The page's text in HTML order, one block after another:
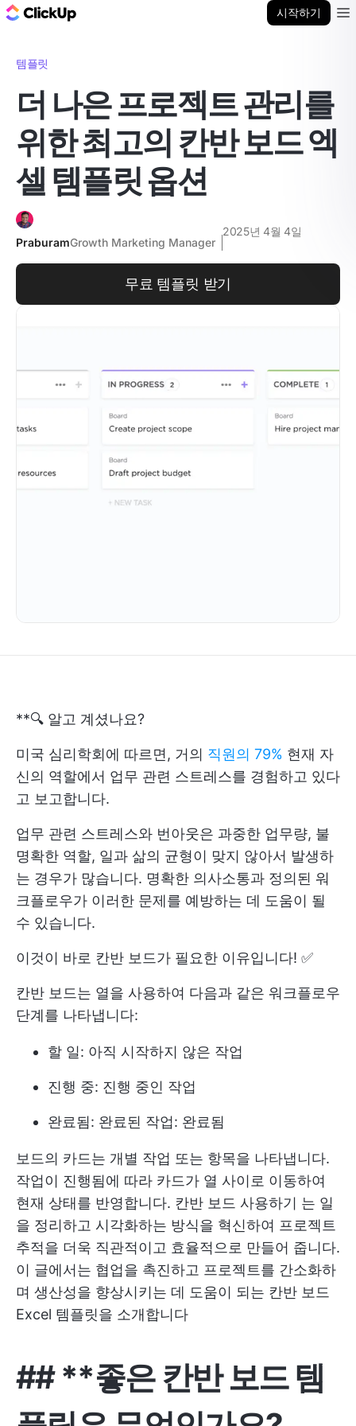
시작하기
템플릿
더 나은 프로젝트 관리를
위한 최고의 칸반 보드 엑
셀 템플릿 옵션
PraburamGrowth Marketing Manager
2025년 4월 4일
무료 템플릿 받기
**🔍 알고 계셨나요?
미국 심리학회에 따르면, 거의 직원의 79% 현재 자
신의 역할에서 업무 관련 스트레스를 경험하고 있다
고 보고합니다.
업무 관련 스트레스와 번아웃은 과중한 업무량, 불
명확한 역할, 일과 삶의 균형이 맞지 않아서 발생하
는 경우가 많습니다. 명확한 의사소통과 정의된 워
크플로우가 이러한 문제를 예방하는 데 도움이 될
수 있습니다.
이것이 바로 칸반 보드가 필요한 이유입니다! ✅
칸반 보드는 열을 사용하여 다음과 같은 워크플로우
단계를 나타냅니다:
할 일: 아직 시작하지 않은 작업
진행 중: 진행 중인 작업
완료됨: 완료된 작업: 완료됨
보드의 카드는 개별 작업 또는 항목을 나타냅니다.
작업이 진행됨에 따라 카드가 열 사이로 이동하여
현재 상태를 반영합니다. 칸반 보드 사용하기 는 일
을 정리하고 시각화하는 방식을 혁신하여 프로젝트
추적을 더욱 직관적이고 효율적으로 만들어 줍니다.
이 글에서는 협업을 촉진하고 프로젝트를 간소화하
며 생산성을 향상시키는 데 도움이 되는 칸반 보드
Excel 템플릿을 소개합니다
## **좋은 칸반 보드 템